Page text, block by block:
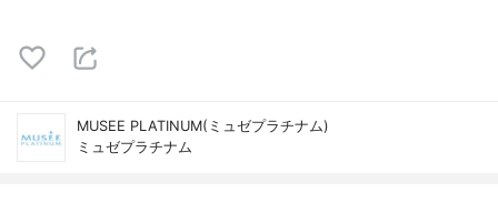
MUSEE PLATINUM(ミュゼプラチナム)
ミュゼプラチナム